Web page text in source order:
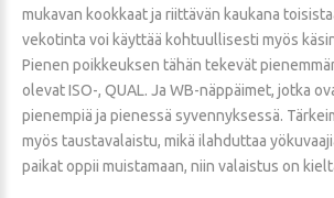
mukavan kookkaat ja riittävän kaukana
vekotinta voi käyttää kohtuullisesti myös
Pienen poikkeuksen tähän tekevät
olevat ISO-, QUAL. Ja WB-näppäimet, jotka
pienempiä ja pienessä syvennyksessä.
myös taustavalaistu, mikä ilahduttaa
paikat oppii muistamaan, niin valaistus on